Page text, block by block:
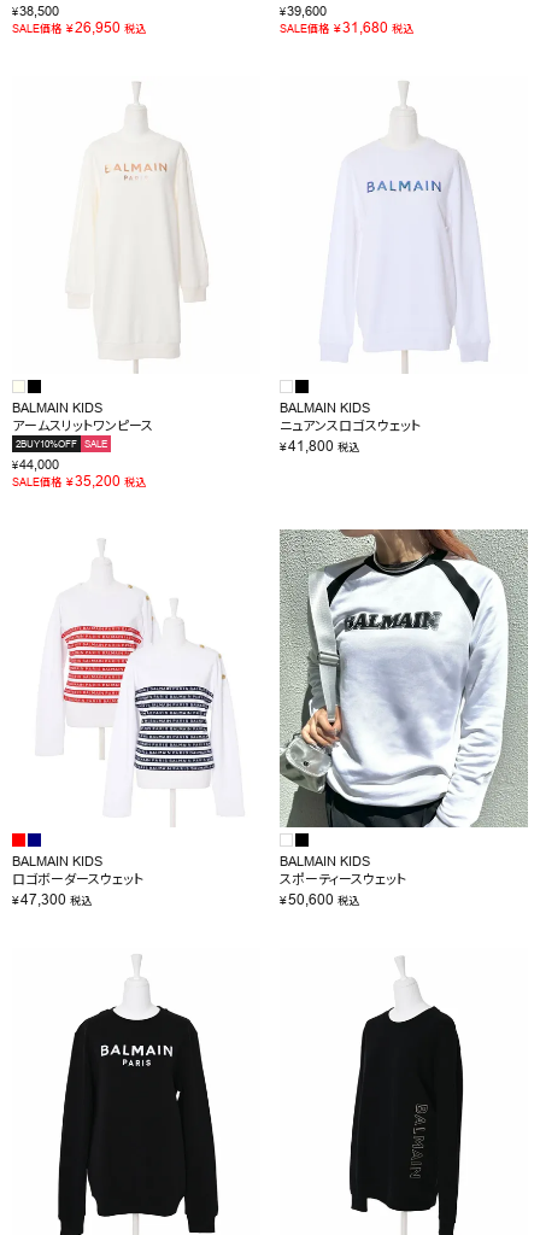
¥38,500
SALE価格 ¥26,950 税込
¥39,600
SALE価格 ¥31,680 税込
BALMAIN KIDS
アームスリットワンピース
2BUY10%OFF SALE
¥44,000
SALE価格 ¥35,200 税込
BALMAIN KIDS
ニュアンスロゴスウェット
¥41,800 税込
BALMAIN KIDS
ロゴボーダースウェット
¥47,300 税込
BALMAIN KIDS
スポーティースウェット
¥50,600 税込